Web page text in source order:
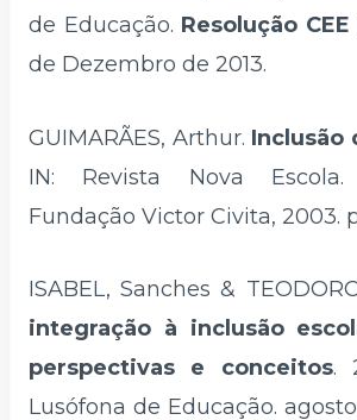
de Educação. Resolução
de Dezembro de 2013.
GUIMARÃES, Arthur. Inclusão
IN: Revista Nova
Fundação Victor Civita, 2003.
ISABEL, Sanches &
integração à inclusão
perspectivas e conceitos.
Lusófona de Educação.